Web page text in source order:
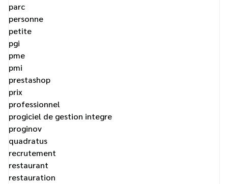
parc
personne
petite
pgi
pme
pmi
prestashop
prix
professionnel
progiciel de gestion integre
proginov
quadratus
recrutement
restaurant
restauration